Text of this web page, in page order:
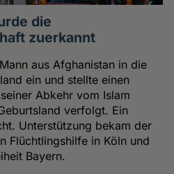
die
zuerkannt
aus Afghanistan in die
ein und stellte einen
Abkehr vom Islam
verfolgt. Ein
Unterstützung bekam der
Flüchtlingshilfe in Köln und
Bayern.